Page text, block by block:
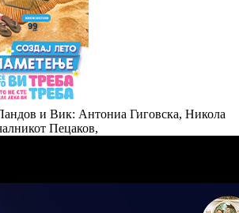
и Вик: Антониа Гиговска, Никола
Пецаков,